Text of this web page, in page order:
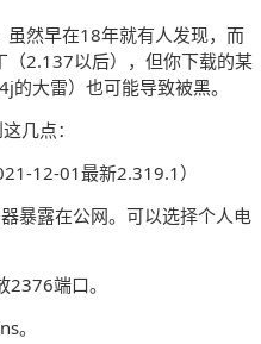
虽然早在18年就有人发现，而
（2.137以后），但你下载的某
大雷）也可能导致被黑。
几点：
12-01最新2.319.1）
暴露在公网。可以选择个人电
端口。
。